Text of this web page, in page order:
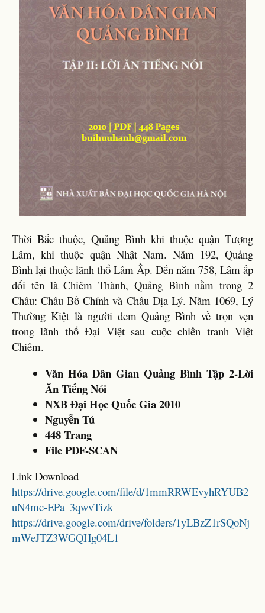
Thời Bắc thuộc, Quảng Bình khi thuộc quận Tượng
Lâm, khi thuộc quận Nhật Nam. Năm 192, Quảng
Bình lại thuộc lãnh thổ Lâm Ấp. Đến năm 758, Lâm ấp
đổi tên là Chiêm Thành, Quảng Bình nằm trong 2
Châu: Châu Bố Chính và Châu Địa Lý. Năm 1069, Lý
Thường Kiệt là người đem Quảng Bình về trọn vẹn
trong lãnh thổ Đại Việt sau cuộc chiến tranh Việt
Chiêm.
Văn Hóa Dân Gian Quảng Bình Tập 2-Lời
Ăn Tiếng Nói
NXB Đại Học Quốc Gia 2010
Nguyễn Tú
448 Trang
File PDF-SCAN
Link Download
https://drive.google.com/file/d/1mmRRWEvyhRYUB2
uN4mc-EPa_3qwvTizk
https://drive.google.com/drive/folders/1yLBzZ1rSQoNj
mWeJTZ3WGQHg04L1